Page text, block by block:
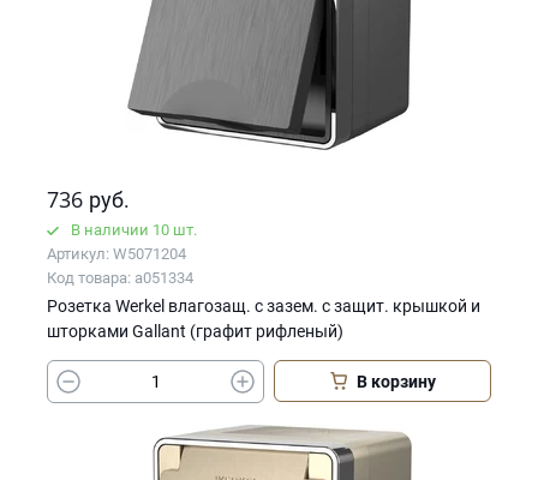
736 руб.
В наличии 10 шт.
Артикул: W5071204
Код товара: a051334
Розетка Werkel влагозащ. с зазем. с защит. крышкой и
шторками Gallant (графит рифленый)
В корзину